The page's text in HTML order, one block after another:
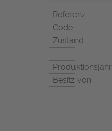
Referenz
Code
Zustand
Produktionsjahr
Besitz von